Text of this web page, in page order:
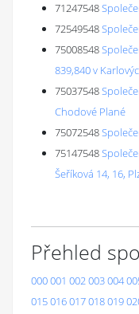
71247548
72549548
75008548
839,840 v
75037548
Chodové Plané
75072548
75147548
Šeříková 14, 16,
Přehled
000001 002003004
015016017018019